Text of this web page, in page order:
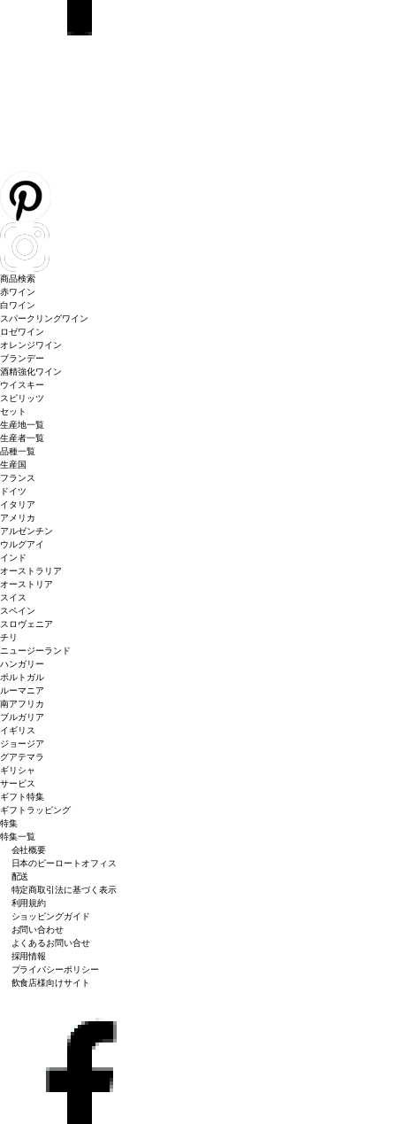
商品検索
赤ワイン
白ワイン
スパークリングワイン
ロゼワイン
オレンジワイン
ブランデー
酒精強化ワイン
ウイスキー
スピリッツ
セット
生産地一覧
生産者一覧
品種一覧
生産国
フランス
ドイツ
イタリア
アメリカ
アルゼンチン
ウルグアイ
インド
オーストラリア
オーストリア
スイス
スペイン
スロヴェニア
チリ
ニュージーランド
ハンガリー
ポルトガル
ルーマニア
南アフリカ
ブルガリア
イギリス
ジョージア
グアテマラ
ギリシャ
サービス
ギフト特集
ギフトラッピング
特集
特集一覧
会社概要
日本のピーロートオフィス
配送
特定商取引法に基づく表示
利用規約
ショッピングガイド
お問い合わせ
よくあるお問い合せ
採用情報
プライバシーポリシー
飲食店様向けサイト